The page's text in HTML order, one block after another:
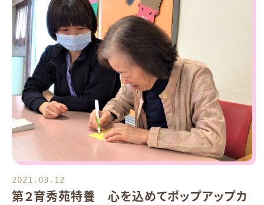
2021.03.12
第２育秀苑特養 心を込めてポップアップカ